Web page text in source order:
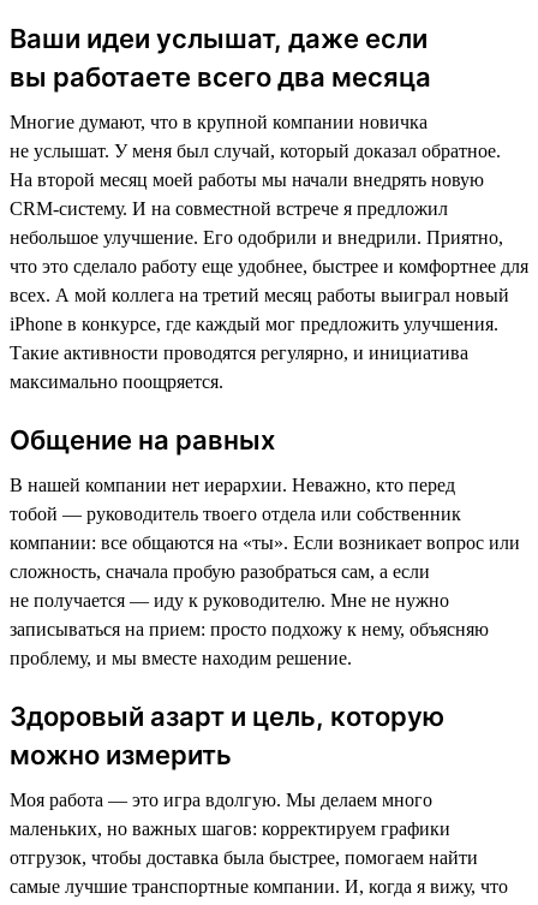
Ваши идеи услышат, даже если
вы работаете всего два месяца
Многие думают, что в крупной компании новичка
не услышат. У меня был случай, который доказал обратное.
На второй месяц моей работы мы начали внедрять новую
CRM-систему. И на совместной встрече я предложил
небольшое улучшение. Его одобрили и внедрили. Приятно,
что это сделало работу еще удобнее, быстрее и комфортнее для
всех. А мой коллега на третий месяц работы выиграл новый
iPhone в конкурсе, где каждый мог предложить улучшения.
Такие активности проводятся регулярно, и инициатива
максимально поощряется.
Общение на равных
В нашей компании нет иерархии. Неважно, кто перед
тобой — руководитель твоего отдела или собственник
компании: все общаются на «ты». Если возникает вопрос или
сложность, сначала пробую разобраться сам, а если
не получается — иду к руководителю. Мне не нужно
записываться на прием: просто подхожу к нему, объясняю
проблему, и мы вместе находим решение.
Здоровый азарт и цель, которую
можно измерить
Моя работа — это игра вдолгую. Мы делаем много
маленьких, но важных шагов: корректируем графики
отгрузок, чтобы доставка была быстрее, помогаем найти
самые лучшие транспортные компании. И, когда я вижу, что